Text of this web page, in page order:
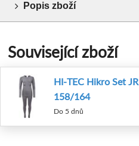
Popis zboží
Související zboží
HI-TEC Hikro Set
158/164
Do 5 dnů